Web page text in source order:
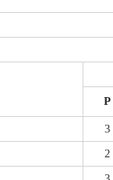
P
3
2